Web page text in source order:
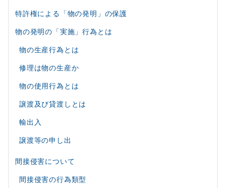
特許権による「物の発明」の保護
物の発明の「実施」行為とは
物の生産行為とは
修理は物の生産か
物の使用行為とは
譲渡及び貸渡しとは
輸出入
譲渡等の申し出
間接侵害について
間接侵害の行為類型